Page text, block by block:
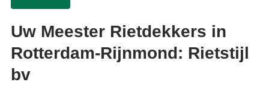
Uw Meester Rietdekkers in
Rotterdam-Rijnmond: Rietstijl
bv